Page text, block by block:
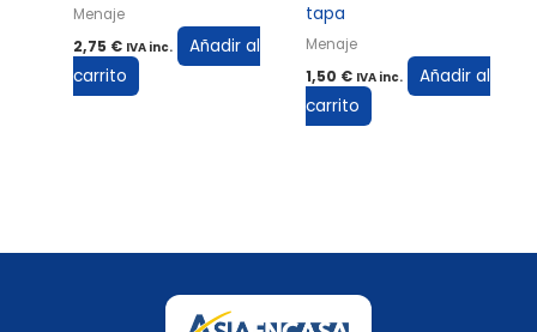
Menaje
2,75 € IVA inc.
Añadir al
carrito
tapa
Menaje
1,50 € IVA inc.
Añadir al
carrito